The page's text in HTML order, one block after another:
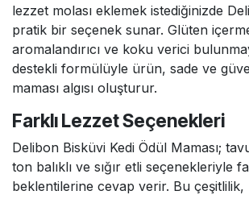
lezzet molası eklemek istediğinizde
pratik bir seçenek sunar. Glüten
aromalandırıcı ve koku verici
destekli formülüyle ürün, sade ve
maması algısı oluşturur.
Farklı Lezzet Seçenekleri
Delibon Bisküvi Kedi Ödül Maması;
ton balıklı ve sığır etli seçenekleriyle
beklentilerine cevap verir. Bu çeşitlilik,